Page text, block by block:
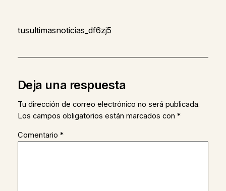
tusultimasnoticias_df6zj5
Deja una respuesta
Tu dirección de correo electrónico no será publicada.
Los campos obligatorios están marcados con *
Comentario *